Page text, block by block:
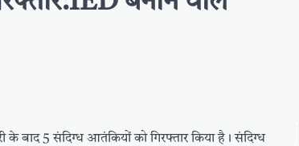
बाद 5 संदिग्ध आतंकियों को गिरफ्तार किया है। संदिग्ध